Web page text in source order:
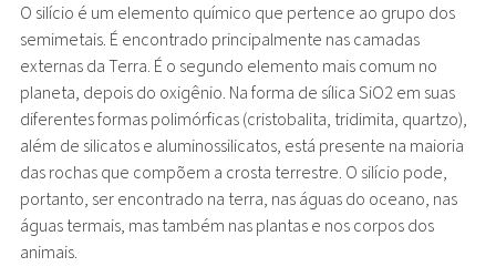
O silício é um elemento químico que pertence ao grupo dos
semimetais. É encontrado principalmente nas camadas
externas da Terra. É o segundo elemento mais comum no
planeta, depois do oxigênio. Na forma de sílica SiO2 em suas
diferentes formas polimórficas (cristobalita, tridimita, quartzo),
além de silicatos e aluminossilicatos, está presente na maioria
das rochas que compõem a crosta terrestre. O silício pode,
portanto, ser encontrado na terra, nas águas do oceano, nas
águas termais, mas também nas plantas e nos corpos dos
animais.